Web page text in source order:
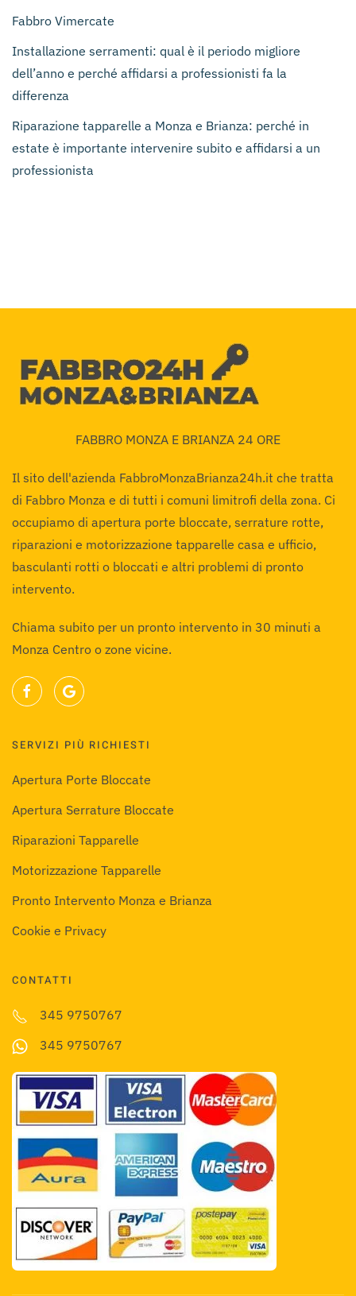
Fabbro Vimercate
Installazione serramenti: qual è il periodo migliore
dell’anno e perché affidarsi a professionisti fa la
differenza
Riparazione tapparelle a Monza e Brianza: perché in
estate è importante intervenire subito e affidarsi a un
professionista
FABBRO MONZA E BRIANZA 24 ORE
Il sito dell'azienda FabbroMonzaBrianza24h.it che tratta
di Fabbro Monza e di tutti i comuni limitrofi della zona. Ci
occupiamo di apertura porte bloccate, serrature rotte,
riparazioni e motorizzazione tapparelle casa e ufficio,
basculanti rotti o bloccati e altri problemi di pronto
intervento.
Chiama subito per un pronto intervento in 30 minuti a
Monza Centro o zone vicine.
SERVIZI PIÙ RICHIESTI
Apertura Porte Bloccate
Apertura Serrature Bloccate
Riparazioni Tapparelle
Motorizzazione Tapparelle
Pronto Intervento Monza e Brianza
Cookie e Privacy
CONTATTI
345 9750767
345 9750767